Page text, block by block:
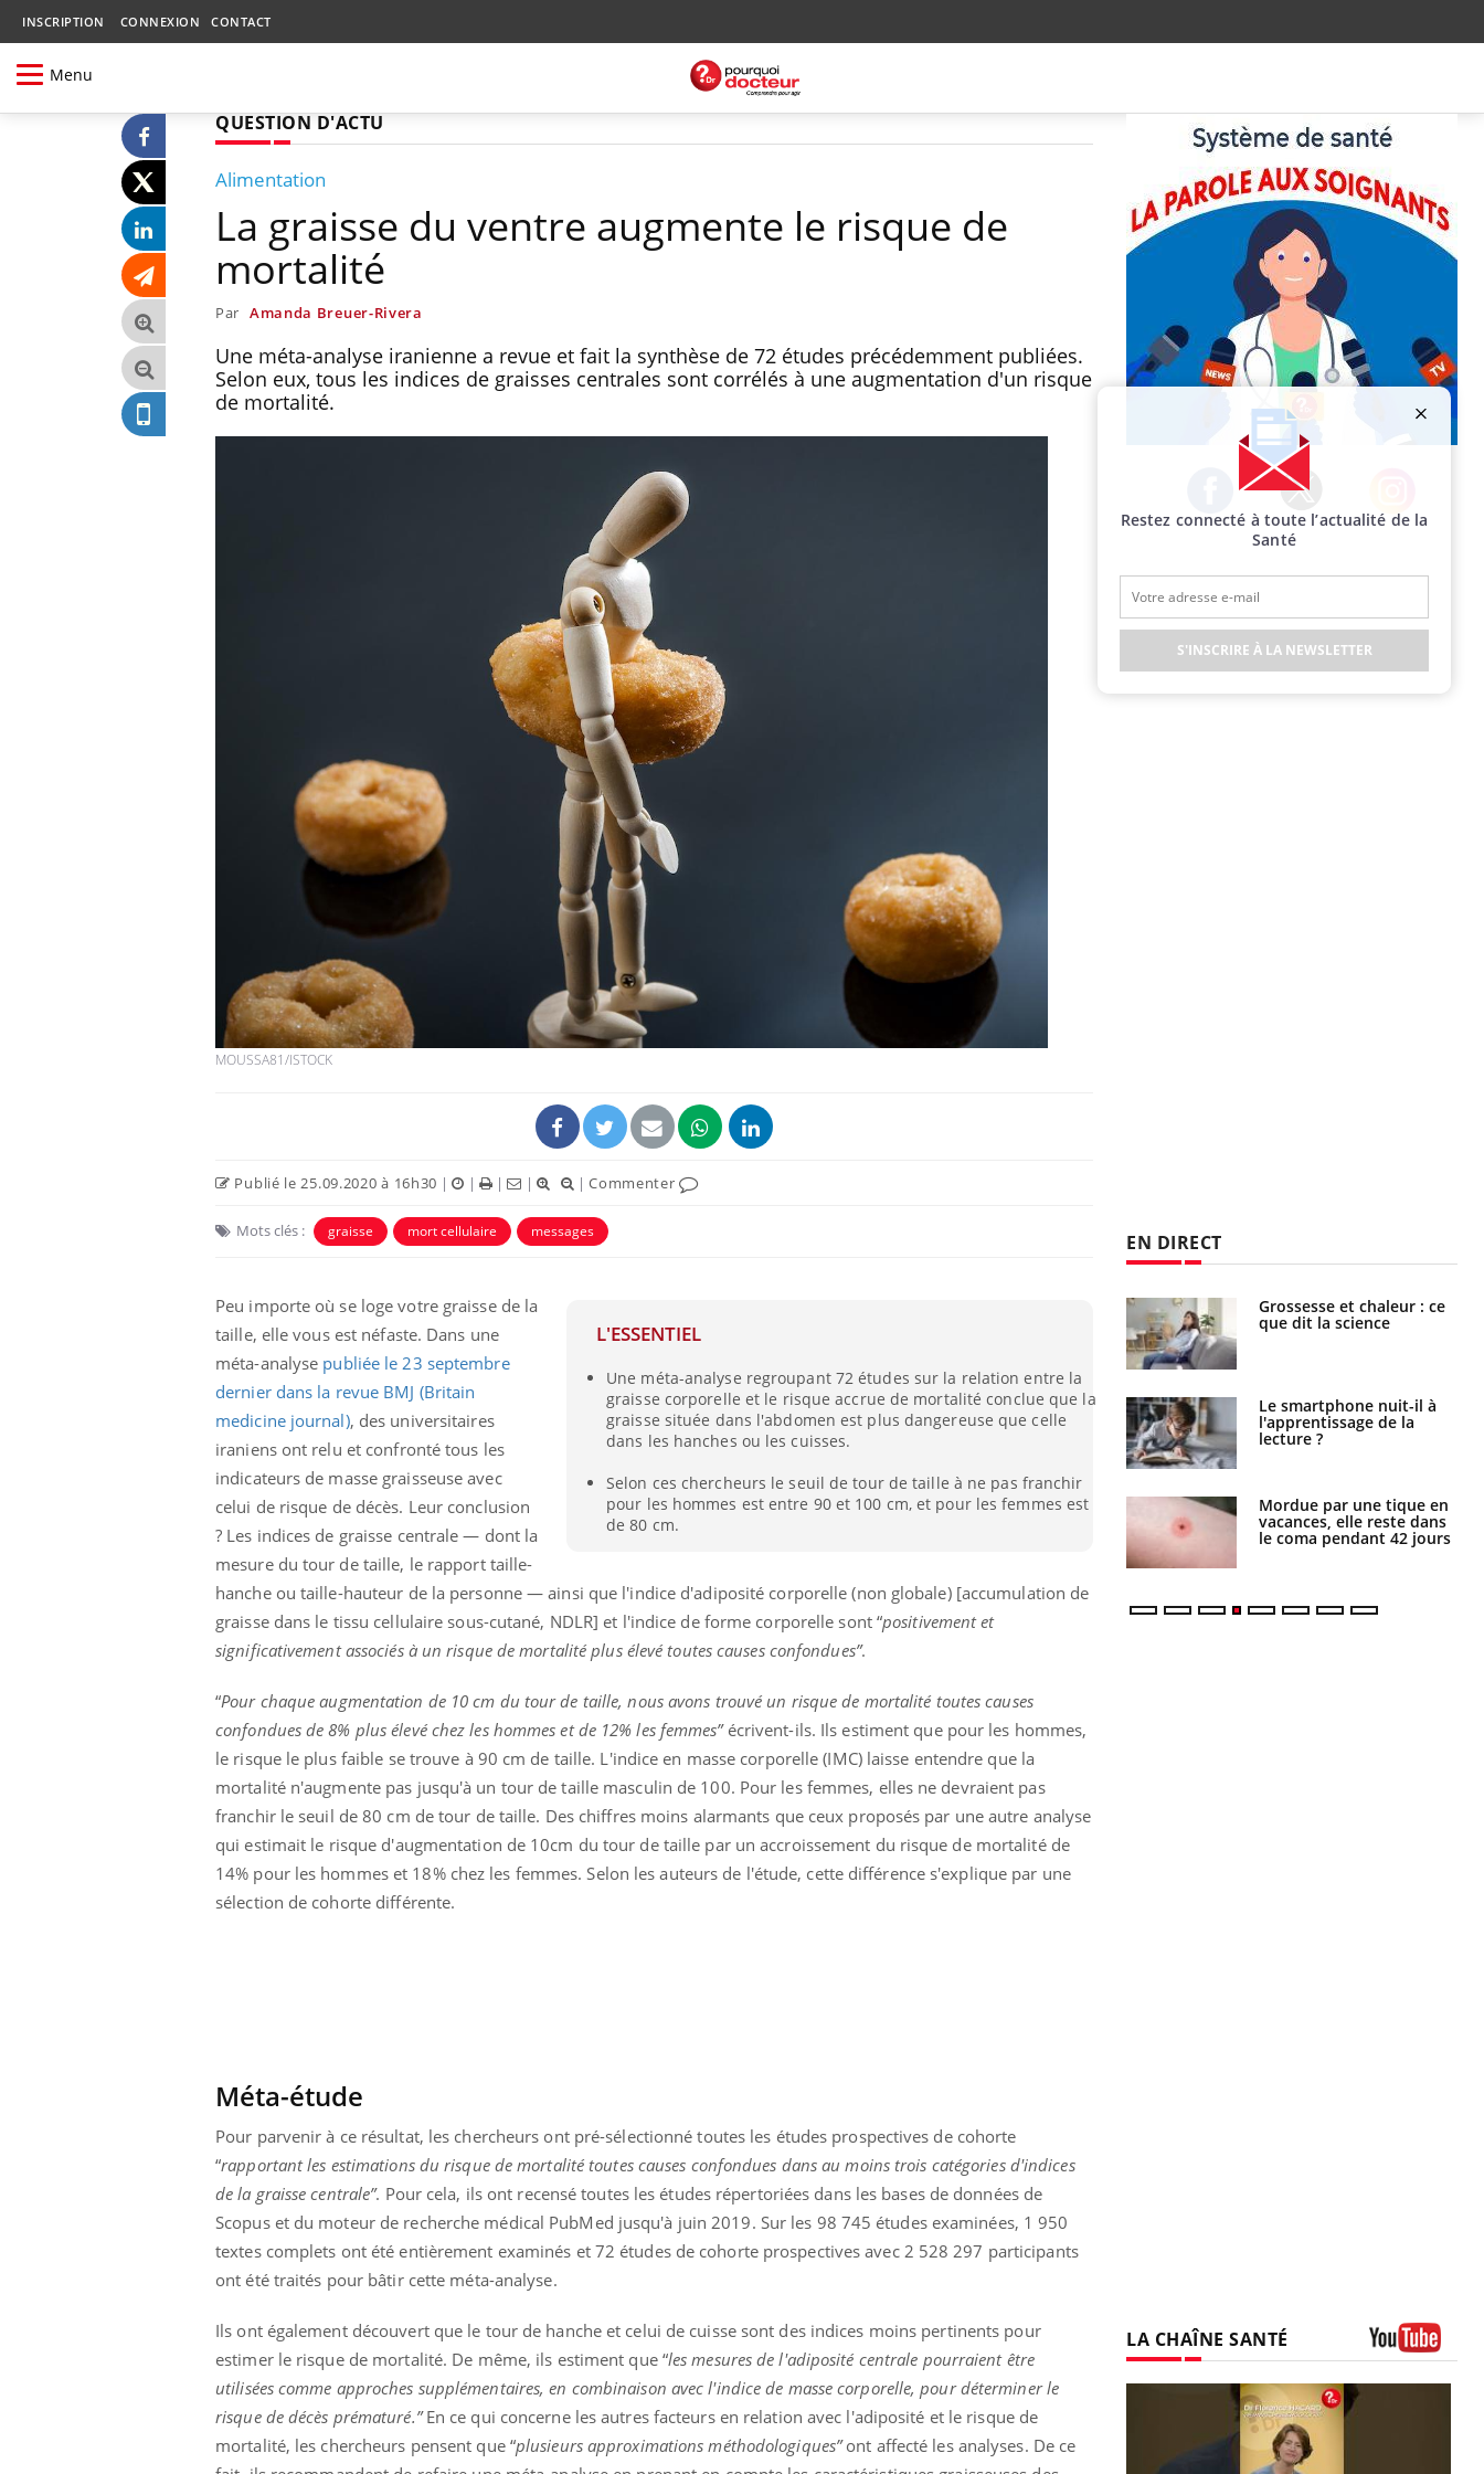
INSCRIPTION CONNEXION CONTACT
Menu
QUESTION D'ACTU
Alimentation
La graisse du ventre augmente le risque de
mortalité
Par Amanda Breuer-Rivera
Une méta-analyse iranienne a revue et fait la synthèse de 72 études précédemment publiées.
Selon eux, tous les indices de graisses centrales sont corrélés à une augmentation d'un risque
de mortalité.
MOUSSA81/ISTOCK
Publié le 25.09.2020 à 16h30 | | | | |Commenter
Mots clés : graisse mort cellulaire messages
L'ESSENTIEL
Une méta-analyse regroupant 72 études sur la relation entre la
graisse corporelle et le risque accrue de mortalité conclue que la
graisse située dans l'abdomen est plus dangereuse que celle
dans les hanches ou les cuisses.
Selon ces chercheurs le seuil de tour de taille à ne pas franchir
pour les hommes est entre 90 et 100 cm, et pour les femmes est
de 80 cm.
Peu importe où se loge votre graisse de la
taille, elle vous est néfaste. Dans une
méta-analyse publiée le 23 septembre
dernier dans la revue BMJ (Britain
medicine journal), des universitaires
iraniens ont relu et confronté tous les
indicateurs de masse graisseuse avec
celui de risque de décès. Leur conclusion
? Les indices de graisse centrale — dont la
mesure du tour de taille, le rapport taille-
hanche ou taille-hauteur de la personne — ainsi que l'indice d'adiposité corporelle (non globale) [accumulation de
graisse dans le tissu cellulaire sous-cutané, NDLR] et l'indice de forme corporelle sont “positivement et
significativement associés à un risque de mortalité plus élevé toutes causes confondues”.
“Pour chaque augmentation de 10 cm du tour de taille, nous avons trouvé un risque de mortalité toutes causes
confondues de 8% plus élevé chez les hommes et de 12% les femmes”écrivent-ils. Ils estiment que pour les hommes,
le risque le plus faible se trouve à 90 cm de taille. L'indice en masse corporelle (IMC) laisse entendre que la
mortalité n'augmente pas jusqu'à un tour de taille masculin de 100. Pour les femmes, elles ne devraient pas
franchir le seuil de 80 cm de tour de taille. Des chiffres moins alarmants que ceux proposés par une autre analyse
qui estimait le risque d'augmentation de 10cm du tour de taille par un accroissement du risque de mortalité de
14% pour les hommes et 18% chez les femmes. Selon les auteurs de l'étude, cette différence s'explique par une
sélection de cohorte différente.
Méta-étude
Pour parvenir à ce résultat, les chercheurs ont pré-sélectionné toutes les études prospectives de cohorte
“rapportant les estimations du risque de mortalité toutes causes confondues dans au moins trois catégories d'indices
de la graisse centrale”. Pour cela, ils ont recensé toutes les études répertoriées dans les bases de données de
Scopus et du moteur de recherche médical PubMed jusqu'à juin 2019. Sur les 98 745 études examinées, 1 950
textes complets ont été entièrement examinés et 72 études de cohorte prospectives avec 2 528 297 participants
ont été traités pour bâtir cette méta-analyse.
Ils ont également découvert que le tour de hanche et celui de cuisse sont des indices moins pertinents pour
estimer le risque de mortalité. De même, ils estiment que “les mesures de l'adiposité centrale pourraient être
utilisées comme approches supplémentaires, en combinaison avec l'indice de masse corporelle, pour déterminer le
risque de décès prématuré.”En ce qui concerne les autres facteurs en relation avec l'adiposité et le risque de
mortalité, les chercheurs pensent que “plusieurs approximations méthodologiques”ont affecté les analyses. De ce
Facebook Twitter Instagram
EN DIRECT
Chikungunya, dengue,
West Nile : que se passe-
t-il dans le sud de la
France ?
Les médicaments GLP-1
protègent-ils aussi les os
Cytomégalovirus : ce qui
change dans la prise en
charge des femmes
enceintes
VIH : la fin du comprimé
tous les jours se profile-t-
elle enfin ?
Pourquoi votre ventre
gâche-t-il les premiers
jours de vos vacances ?
Le Viagra pourrait-il
freiner la propagation du
Pourquoi manger moins
Grossesse et chaleur : ce
que dit la science
Le smartphone nuit-il à
l'apprentissage de la
lecture ?
Mordue par une tique en
vacances, elle reste dans
le coma pendant 42 jours
LA CHAÎNE SANTÉ
Restez connecté à toute l’actualité de la
Santé
S'INSCRIRE À LA NEWSLETTER